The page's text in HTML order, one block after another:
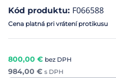
Kód produktu: F066588
Cena platná pri vrátení protikusu
800,00 € bez DPH
984,00 € s DPH